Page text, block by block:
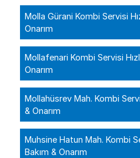
Molla Gürani Kombi Servisi
Onarım
Mollafenari Kombi Servisi
Onarım
Mollahüsrev Mah. Kombi
& Onarım
Muhsine Hatun Mah. Kombi
Bakım & Onarım